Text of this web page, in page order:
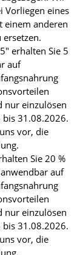
Vorliegen eines
einem anderen
erhalten Sie 5
auf
nur einzulösen
31.08.2026.
vor, die
Sie 20 %
auf
nur einzulösen
31.08.2026.
vor, die